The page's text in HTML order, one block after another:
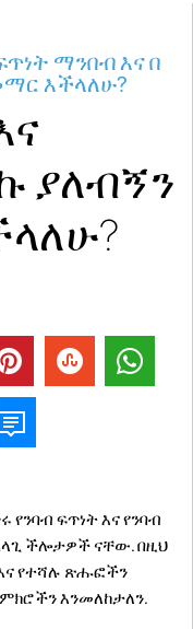
ማንበብ እና በ
እችላለሁ?
ያለብኝን
የንባብ ፍጥነት እና የንባብ
ችሎታዎች ናቸው. በዚህ
የተሻሉ ጽሑፎችን
እንመለከታለን.